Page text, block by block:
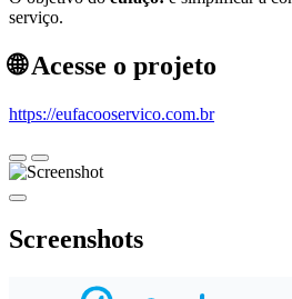
serviço.
🌐 Acesse o projeto
https://eufacooservico.com.br
Screenshots